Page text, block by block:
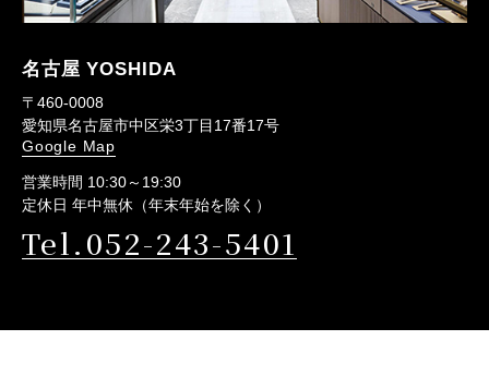
名古屋 YOSHIDA
〒460-0008
愛知県名古屋市中区栄3丁目17番17号
Google Map
営業時間 10:30～19:30
定休日 年中無休（年末年始を除く）
Tel.052-243-5401